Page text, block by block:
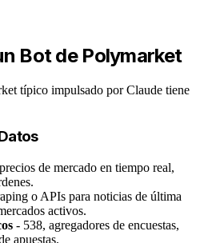
Bot de Polymarket
típico impulsado por Claude tiene
de mercado en tiempo real,
o APIs para noticias de última
activos.
- 538, agregadores de encuestas,
apuestas.